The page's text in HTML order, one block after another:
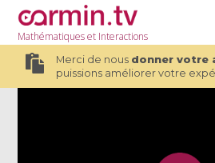
Mathématiqueset Interactions
Merci de nous donner votre
puissions améliorer votre